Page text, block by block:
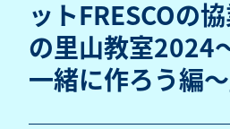
ットFRESCOの
の里山教室2024
一緒に作ろう編